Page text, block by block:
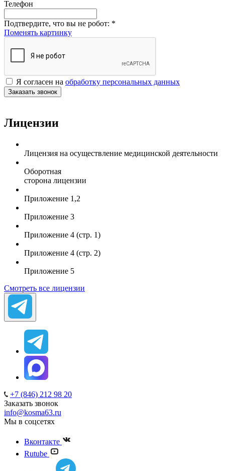
Телефон
Подтвердите, что вы не робот: *
Поменять картинку
Я согласен на обработку персональных данных
Заказать звонок
Лицензии
Лицензия на осуществление медицинской деятельности
Оборотная
сторона лицензии
Приложение 1,2
Приложение 3
Приложение 4 (стр. 1)
Приложение 4 (стр. 2)
Приложение 5
Смотреть все лицензии
+7 (846) 212 98 20
Заказать звонок
info@kosma63.ru
Мы в соцсетях
Вконтакте
Rutube